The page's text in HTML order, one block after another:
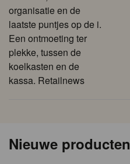
organisatie en de
laatste puntjes op de i.
Een ontmoeting ter
plekke, tussen de
koelkasten en de
kassa. Retailnews
Nieuwe producten